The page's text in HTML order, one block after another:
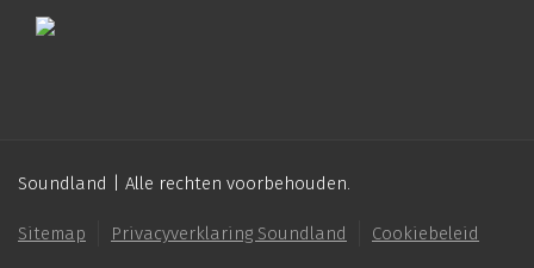
Soundland | Alle rechten voorbehouden.
Sitemap Privacyverklaring Soundland Cookiebeleid